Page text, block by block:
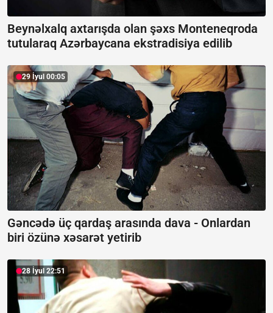
Beynəlxalq axtarışda olan şəxs Monteneqroda
tutularaq Azərbaycana ekstradisiya edilib
29 İyul 00:05
Gəncədə üç qardaş arasında dava - Onlardan
biri özünə xəsarət yetirib
28 İyul 22:51